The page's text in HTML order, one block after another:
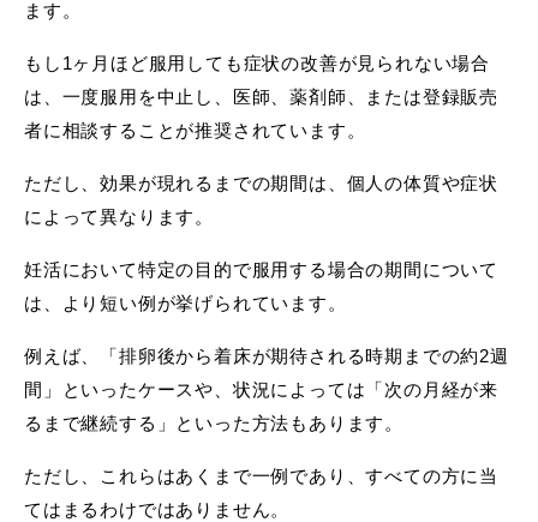
ます。
もし1ヶ月ほど服用しても症状の改善が見られない場合
は、一度服用を中止し、医師、薬剤師、または登録販売
者に相談することが推奨されています。
ただし、効果が現れるまでの期間は、個人の体質や症状
によって異なります。
妊活において特定の目的で服用する場合の期間について
は、より短い例が挙げられています。
例えば、「排卵後から着床が期待される時期までの約2週
間」といったケースや、状況によっては「次の月経が来
るまで継続する」といった方法もあります。
ただし、これらはあくまで一例であり、すべての方に当
てはまるわけではありません。